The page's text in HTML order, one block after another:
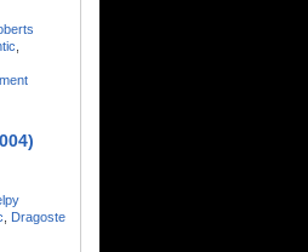
Dragoste